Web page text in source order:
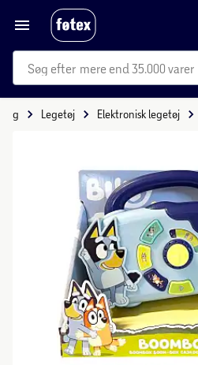
mere end 35.000 varer
Legetøj Elektronisk legetøj